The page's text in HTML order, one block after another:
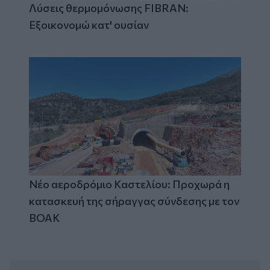
Λύσεις θερμομόνωσης FIBRAN:
Εξοικονομώ κατ' ουσίαν
Νέο αεροδρόμιο Καστελίου: Προχωρά η
κατασκευή της σήραγγας σύνδεσης με τον
ΒΟΑΚ